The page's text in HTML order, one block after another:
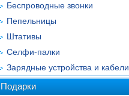
Беспроводные звонки
Пепельницы
Штативы
Селфи-палки
Зарядные устройства и кабели
Подарки